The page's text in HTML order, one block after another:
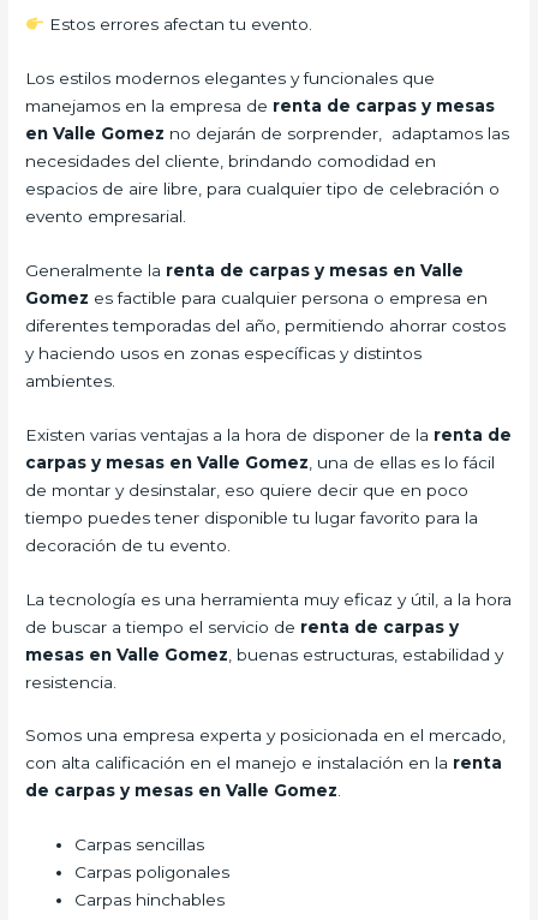
Estos errores afectan tu evento.
Los estilos modernos elegantes y funcionales que
manejamos en la empresa de renta de carpas y mesas
en Valle Gomez no dejarán de sorprender, adaptamos las
necesidades del cliente, brindando comodidad en
espacios de aire libre, para cualquier tipo de celebración o
evento empresarial.
Generalmente la renta de carpas y mesas en Valle
Gomez es factible para cualquier persona o empresa en
diferentes temporadas del año, permitiendo ahorrar costos
y haciendo usos en zonas específicas y distintos
ambientes.
Existen varias ventajas a la hora de disponer de la renta de
carpas y mesas en Valle Gomez , una de ellas es lo fácil
de montar y desinstalar, eso quiere decir que en poco
tiempo puedes tener disponible tu lugar favorito para la
decoración de tu evento.
La tecnología es una herramienta muy eficaz y útil, a la hora
de buscar a tiempo el servicio de renta de carpas y
mesas en Valle Gomez , buenas estructuras, estabilidad y
resistencia.
Somos una empresa experta y posicionada en el mercado,
con alta calificación en el manejo e instalación en la renta
de carpas y mesas en Valle Gomez.
Carpas sencillas
Carpas poligonales
Carpas hinchables